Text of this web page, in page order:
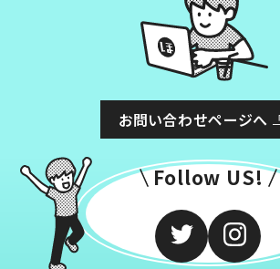
お問い合わせページへ
Follow US!